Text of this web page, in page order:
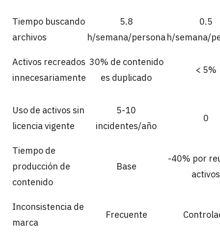
Tiempo buscando
archivos
5.8
h/semana/persona
0.5
h/semana/
Activos recreados
innecesariamente
30% de contenido
es duplicado
< 5%
Uso de activos sin
licencia vigente
5-10
incidentes/año
0
Tiempo de
producción de
contenido
Base
-40% por
activos
Inconsistencia de
marca
Frecuente